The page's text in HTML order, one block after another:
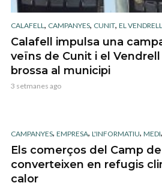
CALAFELL, CAMPANYES, CUNIT, EL VENDRELL
Calafell impulsa una
veïns de Cunit i el
brossa al municipi
3 setmanes ago
CAMPANYES, EMPRESA, L'INFORMATIU, MEDI,
Els comerços del Camp
converteixen en refugis
calor